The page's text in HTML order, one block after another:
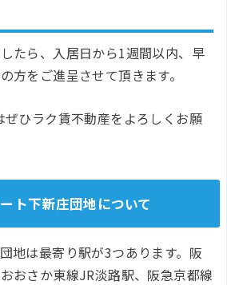
たら、入居日から1週間以内、早
方をご進呈させて頂きます。
ぜひラク賃不動産をよろしくお願
ト下新庄団地について
地は最寄り駅が3つあります。阪
おさか東線JR淡路駅、阪急京都線